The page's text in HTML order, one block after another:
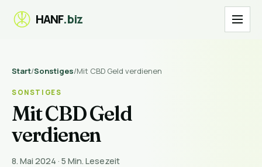
HANF.biz
Start/Sonstiges/Mit CBD Geld verdienen
SONSTIGES
Mit CBD Geld
verdienen
8. Mai 2024 · 5 Min. Lesezeit